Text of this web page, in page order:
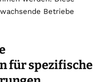
Betriebe
für spezifische